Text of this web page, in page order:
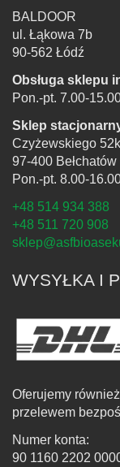
BALDOOR
ul. Łąkowa 7b
90-562 Łódź
Obsługa sklepu
Pon.-pt. 7.00-
Sklep
Czyżewskiego 52k
97-400 Bełchatów
Pon.-pt. 8.00-
+48 514 934 388
+48 511 720 908
WYSYŁKA I
Oferujemy
przelewem
Numer konta:
90 1160 2202